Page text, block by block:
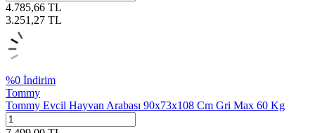
4.785,66 TL
3.251,27 TL
%0 İndirim
Tommy
Tommy Evcil Hayvan Arabası 90x73x108 Cm Gri Max 60 Kg